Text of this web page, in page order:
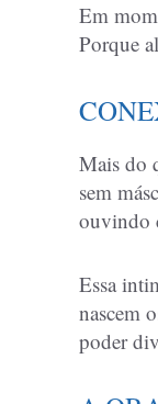
Em
Porque
Mais do
sem
ouvindo
Essa
nascem
poder